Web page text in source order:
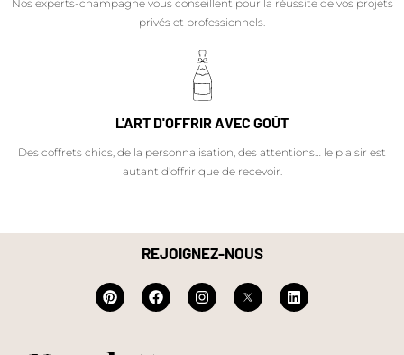
Nos experts-champagne vous conseillent pour la réussite de vos projets
privés et professionnels.
L'ART D'OFFRIR AVEC GOÛT
Des coffrets chics, de la personnalisation, des attentions… le plaisir est
autant d'offrir que de recevoir.
REJOIGNEZ-NOUS